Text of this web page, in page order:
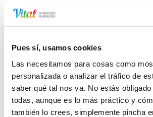
Pues sí, usamos cookies
Las necesitamos para cosas como
personalizada o analizar el tráfico de
saber qué tal nos va. No estás
todas, aunque es lo más práctico y
también lo crees, simplemente pincha
consecuencia en la Fiesta de la
Información
La Fiesta de la Vendimia nació en 1994
los vecinos de la Cuadrilla para disfrutar
de exaltación de su producto social y
más representativo: el vino. La